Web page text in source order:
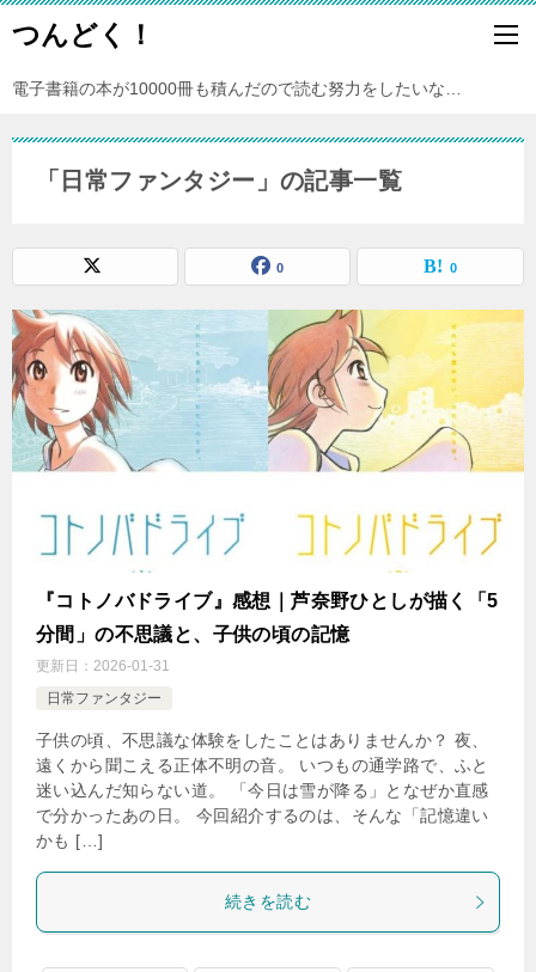
つんどく！
電子書籍の本が10000冊も積んだので読む努力をしたいな…
「日常ファンタジー」の記事一覧
0 0
『コトノバドライブ』感想｜芦奈野ひとしが描く「5
分間」の不思議と、子供の頃の記憶
更新日： 2026-01-31
日常ファンタジー
子供の頃、不思議な体験をしたことはありませんか？ 夜、
遠くから聞こえる正体不明の音。 いつもの通学路で、ふと
迷い込んだ知らない道。 「今日は雪が降る」となぜか直感
で分かったあの日。 今回紹介するのは、そんな「記憶違い
かも […]
続きを読む